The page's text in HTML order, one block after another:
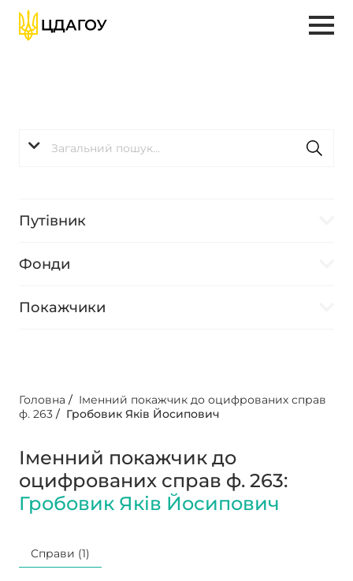
Путівник
Фонди
Покажчики
Головна / Іменний покажчик до оцифрованих справ
ф. 263 / Гробовик Яків Йосипович
Іменний покажчик до
оцифрованих справ ф. 263:
Гробовик Яків Йосипович
Справи (1)